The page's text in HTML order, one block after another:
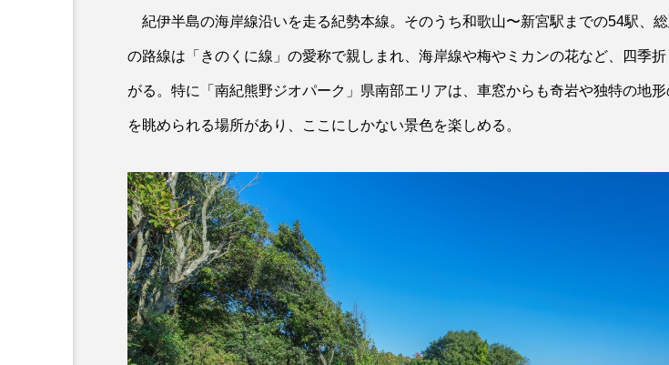
紀伊半島の海岸線沿いを走る紀勢本線。そのうち和歌山〜新宮駅までの54駅、
の路線は「きのくに線」の愛称で親しまれ、海岸線や梅やミカンの花など、四季
がる。特に「南紀熊野ジオパーク」県南部エリアは、車窓からも奇岩や独特の地形
を眺められる場所があり、ここにしかない景色を楽しめる。
名字の話｜【珍名さん万歳vol.2】難読駅名